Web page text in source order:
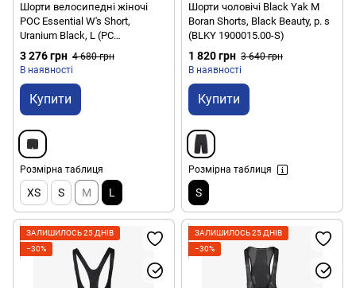
Шорти велосипедні жіночі
POC Essential W's Short,
Uranium Black, L (PC
528381002LRG1)
3 276 грн 4 680 грн
В наявності
Купити
Розмірна таблиця
XS S M L
Шорти чоловічі Black Yak M
Boran Shorts, Black Beauty, р. s
(BLKY 1900015.00-S)
1 820 грн 3 640 грн
В наявності
Купити
Розмірна таблиця
S
ЗАЛИШИЛОСЬ 25 ДНІВ
−30%
ЗАЛИШИЛОСЬ 25 ДНІВ
−30%